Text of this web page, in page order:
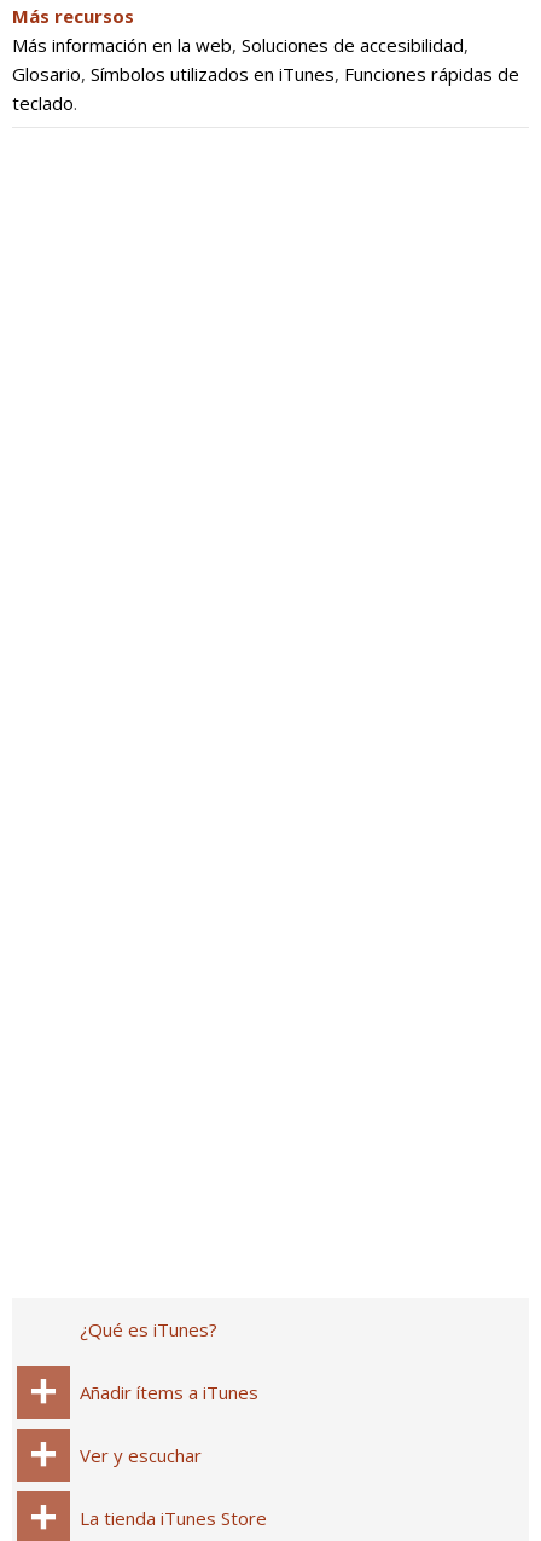
Más recursos
Más información en la web, Soluciones de accesibilidad,
Glosario, Símbolos utilizados en iTunes, Funciones rápidas de
teclado.
¿Qué es iTunes?
Añadir ítems a iTunes
Ver y escuchar
La tienda iTunes Store